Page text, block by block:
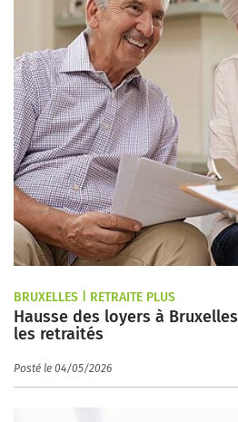
BRUXELLES | RETRAITE PLUS
Hausse des loyers à
les retraités
Posté le 04/05/2026